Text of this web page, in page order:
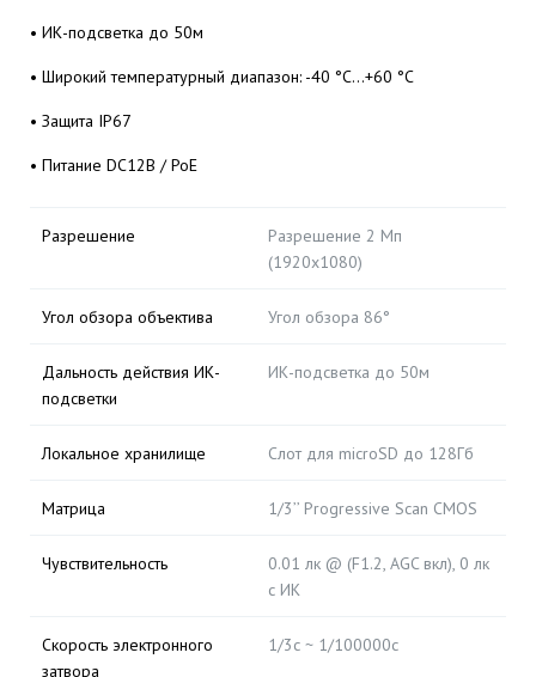
• ИК-подсветка до 50м
• Широкий температурный диапазон: -40 °C...+60 °C
• Защита IP67
• Питание DC12В / PoE
Разрешение
Разрешение 2 Мп
(1920х1080)
Угол обзора объектива Угол обзора 86°
Дальность действия ИК-
подсветки
ИК-подсветка до 50м
Локальное хранилище Слот для microSD до 128Гб
Матрица 1/3’’ Progressive Scan CMOS
Чувствительность
0.01 лк @ (F1.2, AGC вкл), 0 лк
с ИК
Скорость электронного
затвора
1/3с ~ 1/100000с